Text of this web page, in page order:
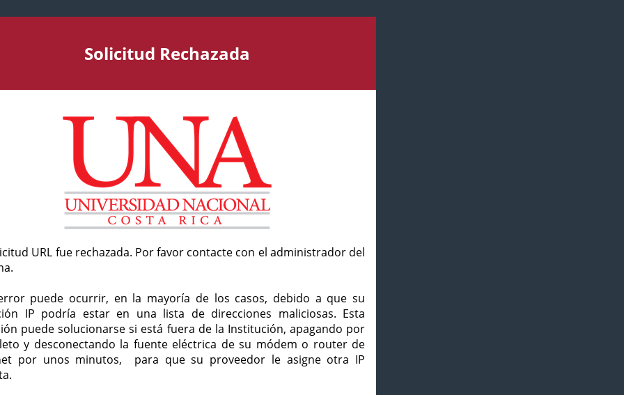
Solicitud Rechazada
URL fue rechazada. Por favor contacte con el administrador del
puede ocurrir, en la mayoría de los casos, debido a que su
IP podría estar en una lista de direcciones maliciosas. Esta
puede solucionarse si está fuera de la Institución, apagando por
y desconectando la fuente eléctrica de su módem o router de
por unos minutos, para que su proveedor le asigne otra IP